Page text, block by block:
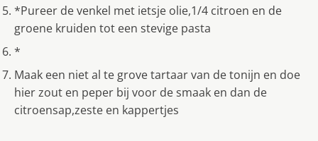
*Pureer de venkel met ietsje olie,1/4 citroen en de
groene kruiden tot een stevige pasta
*
Maak een niet al te grove tartaar van de tonijn en doe
hier zout en peper bij voor de smaak en dan de
citroensap,zeste en kappertjes